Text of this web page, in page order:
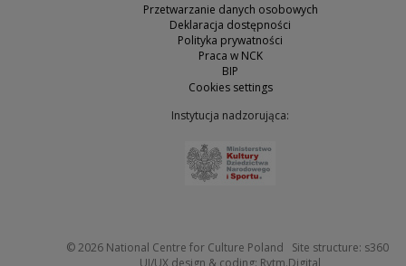
Przetwarzanie danych osobowych
Deklaracja dostępności
Polityka prywatności
Praca w NCK
BIP
Cookies settings
Instytucja nadzorująca:
© 2026 National Centre for Culture Poland Site structure: s360
UI/UX design & coding: Rytm.Digital